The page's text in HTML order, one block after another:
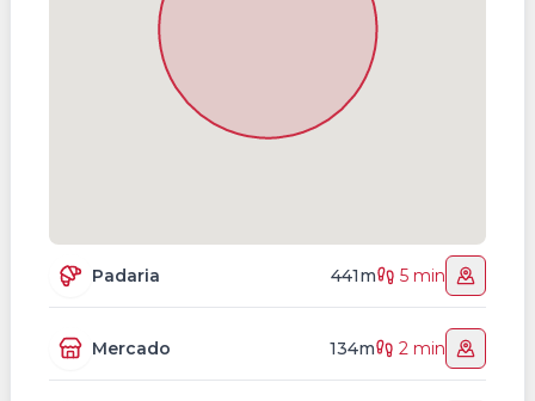
Padaria 441m 5 min
Mercado 134m 2 min